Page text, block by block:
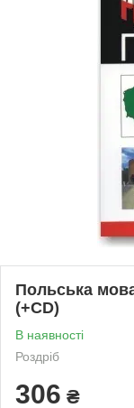
Польська
(+CD)
В наявності
Роздріб
306 ₴